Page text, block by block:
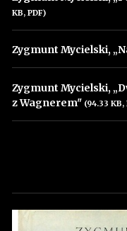
KB, PDF)
Zygmunt Mycielski,
Zygmunt Mycielski,
z Wagnerem" (94.33 KB,